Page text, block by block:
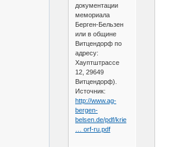
документации
мемориала
Берген-Бельзен
или в общине
Витцендорф по
адресу:
Хауптштрассе
12, 29649
Витцендорф).
Источник:
http://www.ag-
bergen-
belsen.de/pdf/krie
… orf-ru.pdf